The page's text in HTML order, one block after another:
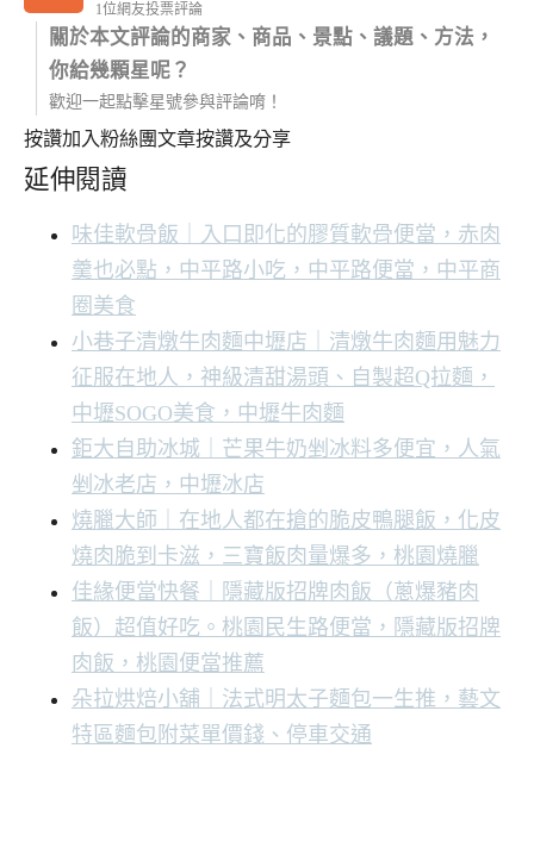
1位網友投票評論
關於本文評論的商家、商品、景點、議題、方法，
你給幾顆星呢？
歡迎一起點擊星號參與評論唷！
按讚加入粉絲團文章按讚及分享
延伸閱讀
味佳軟骨飯｜入口即化的膠質軟骨便當，赤肉
羹也必點，中平路小吃，中平路便當，中平商
圈美食
小巷子清燉牛肉麵中壢店｜清燉牛肉麵用魅力
征服在地人，神級清甜湯頭、自製超Q拉麵，
中壢SOGO美食，中壢牛肉麵
鉅大自助冰城｜芒果牛奶剉冰料多便宜，人氣
剉冰老店，中壢冰店
燒臘大師｜在地人都在搶的脆皮鴨腿飯，化皮
燒肉脆到卡滋，三寶飯肉量爆多，桃園燒臘
佳緣便當快餐｜隱藏版招牌肉飯（蔥爆豬肉
飯）超值好吃。桃園民生路便當，隱藏版招牌
肉飯，桃園便當推薦
朵拉烘焙小舖｜法式明太子麵包一生推，藝文
特區麵包附菜單價錢、停車交通